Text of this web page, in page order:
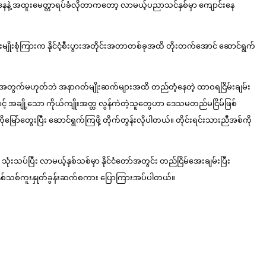
အထူးမေတ္တာရပ်ခံလိုတာကတော့ လာမယ့်ပညာသင်နှစ်မှာ ကျောင်းနေ
စုံကြားက နိုင်ငံ့စီးပွားအတိုင်းအတာတစ်ခုအထိ တိုးတက်အောင် ဆောင်ရွက်
လအတွက်မဟုတ်ဘဲ အနာဂတ်မျိုးဆက်များအထိ တည်တံ့နေတဲ့ ထာဝရငြိမ်းချမ်း
ာင့် အချို့သော ကိုယ်ကျိုးအတ္တ လွန်ကဲတဲ့သူတွေဟာ ဒေသမတည်မငြိမ်ဖြစ်
မြော်တွေးပြီး ဆောင်ရွက်ကြဖို့ တိုက်တွန်းလိုပါတယ်။ တိုင်းရင်းသားညီအစ်ကို
းသပ်ပြီး လာမယ့်နှစ်သစ်မှာ နိုင်ငံတော်အတွင်း တည်ငြိမ်အေးချမ်းပြီး
စ်သစ်ကူးနှုတ်ခွန်းဆက်စကား ပြောကြားအပ်ပါတယ်။